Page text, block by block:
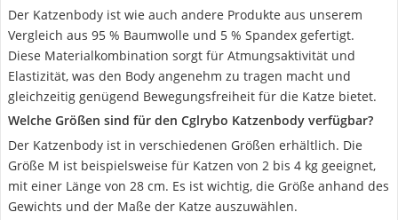
Der Katzenbody ist wie auch andere Produkte aus unserem
Vergleich aus 95 % Baumwolle und 5 % Spandex gefertigt.
Diese Materialkombination sorgt für Atmungsaktivität und
Elastizität, was den Body angenehm zu tragen macht und
gleichzeitig genügend Bewegungsfreiheit für die Katze bietet.
Welche Größen sind für den Cglrybo Katzenbody verfügbar?
Der Katzenbody ist in verschiedenen Größen erhältlich. Die
Größe M ist beispielsweise für Katzen von 2 bis 4 kg geeignet,
mit einer Länge von 28 cm. Es ist wichtig, die Größe anhand des
Gewichts und der Maße der Katze auszuwählen.